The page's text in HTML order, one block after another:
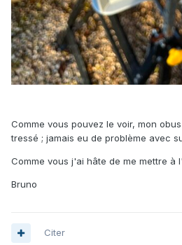
Comme vous pouvez le voir, mon
tressé ; jamais eu de problème avec
Comme vous j'ai hâte de me mettre à
Bruno
Citer